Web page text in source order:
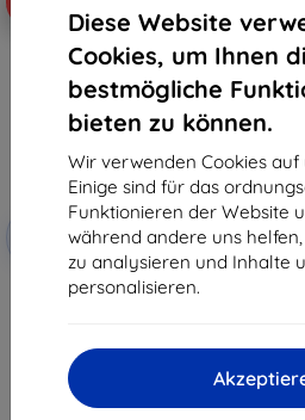
Diese Website
Cookies, um Ihnen
bestmögliche
bieten zu können.
Wir verwenden Cookies auf
Einige sind für das
Funktionieren der Website
während andere uns
zu analysieren und Inhalte
personalisieren.
Rabatt
mit
Gutschein
EXTRA10
3mk TechWrap Matte
-